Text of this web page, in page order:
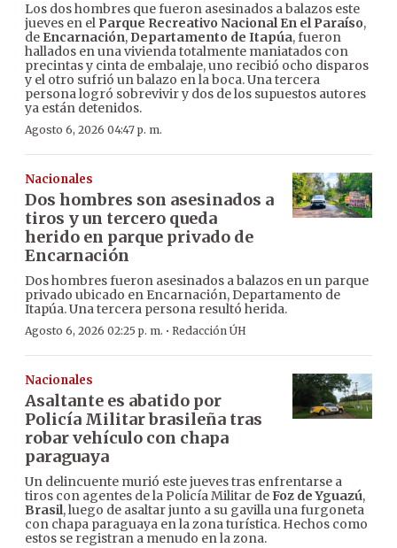
Los dos hombres que fueron asesinados a balazos este
jueves en el Parque Recreativo Nacional En el Paraíso,
de Encarnación, Departamento de Itapúa, fueron
hallados en una vivienda totalmente maniatados con
precintas y cinta de embalaje, uno recibió ocho disparos
y el otro sufrió un balazo en la boca. Una tercera
persona logró sobrevivir y dos de los supuestos autores
ya están detenidos.
Agosto 6, 2026 04:47 p. m.
Nacionales
Dos hombres son asesinados a
tiros y un tercero queda
herido en parque privado de
Encarnación
Dos hombres fueron asesinados a balazos en un parque
privado ubicado en Encarnación, Departamento de
Itapúa. Una tercera persona resultó herida.
Agosto 6, 2026 02:25 p. m. · Redacción ÚH
Nacionales
Asaltante es abatido por
Policía Militar brasileña tras
robar vehículo con chapa
paraguaya
Un delincuente murió este jueves tras enfrentarse a
tiros con agentes de la Policía Militar deFoz de Yguazú,
Brasil, luego de asaltar junto a su gavilla una furgoneta
con chapa paraguaya en la zona turística. Hechos como
estos se registran a menudo en la zona.